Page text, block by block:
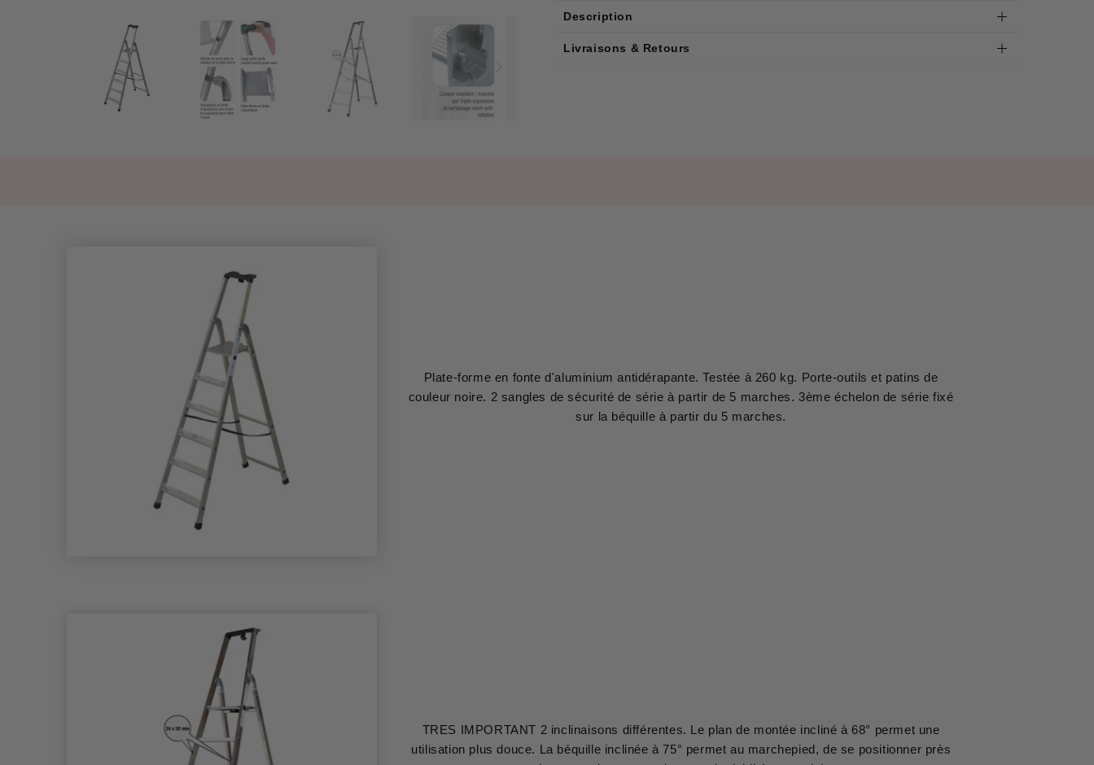
Description
Livraisons & Retours
Plate-forme en fonte d'aluminium antidérapante. Testée à 260 kg. Porte-outils et patins de
couleur noire. 2 sangles de sécurité de série à partir de 5 marches. 3ème échelon de série fixé
sur la béquille à partir du 5 marches.
TRES IMPORTANT 2 inclinaisons différentes. Le plan de montée incliné à 68° permet une
utilisation plus douce. La béquille inclinée à 75° permet au marchepied, de se positionner près